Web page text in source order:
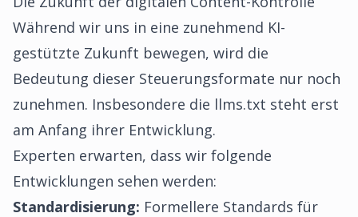
Während wir uns in eine zunehmend KI-
gestützte Zukunft bewegen, wird die
Bedeutung dieser Steuerungsformate nur noch
zunehmen. Insbesondere die llms.txt steht erst
am Anfang ihrer Entwicklung.
Experten erwarten, dass wir folgende
Entwicklungen sehen werden:
Standardisierung: Formellere Standards für